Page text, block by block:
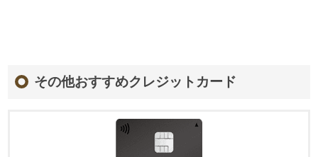
その他おすすめクレジットカード